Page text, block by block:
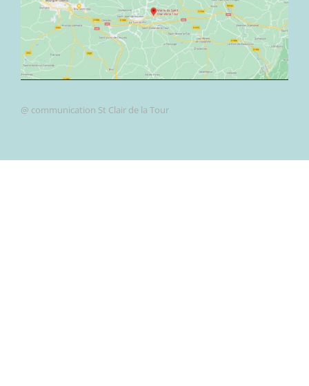
@ communication St Clair de la Tour